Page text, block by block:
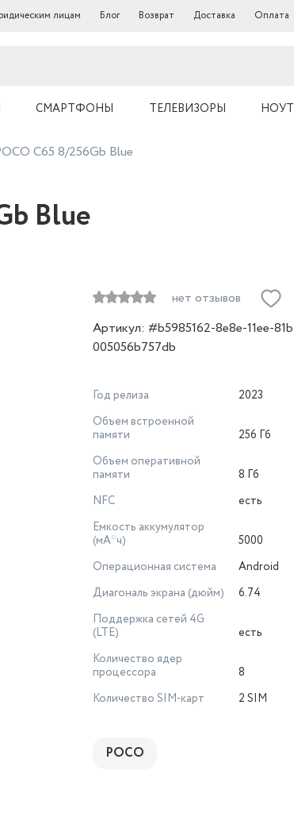
лицам Блог Возврат Доставка Оплата
СМАРТФОНЫ ТЕЛЕВИЗОРЫ
C65 8/256Gb Blue
Blue
нет отзывов
Артикул: #b5985162-8e8e-11ee-
005056b757db
Год релиза
2023
Объем встроенной
памяти
256 Гб
Объем оперативной
памяти
8 Гб
NFC
есть
Емкость аккумулятор
(мА*ч)
5000
Операционная система
Android
Диагональ экрана (дюйм)
6.74
Поддержка сетей 4G
(LTE)
есть
Количество ядер
процессора
8
Количество SIM-карт
2 SIM
POCO